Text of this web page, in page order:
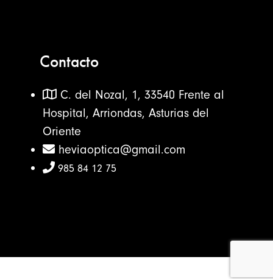
Contacto
C. del Nozal, 1, 33540 Frente al
Hospital, Arriondas, Asturias del
Oriente
heviaoptica@gmail.com
985 84 12 75